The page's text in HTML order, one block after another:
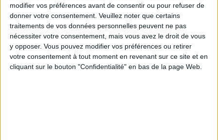
modifier vos préférences avant de consentir ou pour refuser de
donner votre consentement. Veuillez noter que certains
traitements de vos données personnelles peuvent ne pas
nécessiter votre consentement, mais vous avez le droit de vous
y opposer. Vous pouvez modifier vos préférences ou retirer
votre consentement à tout moment en revenant sur ce site et en
cliquant sur le bouton "Confidentialité" en bas de la page Web.
LES MEILLEURS HÔTELS POUR UN WEEK-END SPA ET GASTRONOMIE